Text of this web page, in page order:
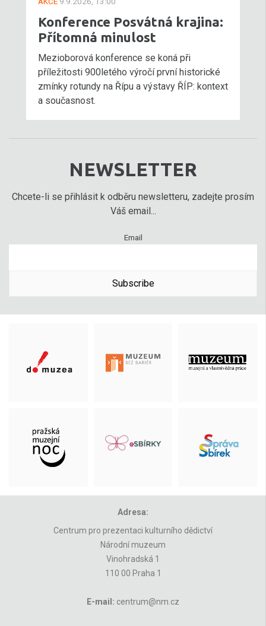
Konference Posvátná krajina:
Přítomná minulost
Mezioborová konference se koná při
příležitosti 900letého výročí první historické
zmínky rotundy na Řípu a výstavy ŘÍP: kontext
a současnost.
NEWSLETTER
Chcete-li se přihlásit k odběru newsletteru, zadejte prosím
Váš email...
Email
Subscribe
Adresa:
Centrum pro prezentaci kulturního dědictví
Národní muzeum
Vinohradská 1
110 00 Praha 1
E-mail: centrum@nm.cz